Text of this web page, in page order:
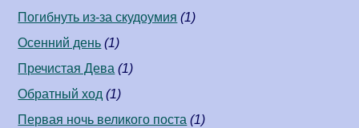
Погибнуть из-за скудоумия (1)
Осенний день (1)
Пречистая Дева (1)
Обратный ход (1)
Первая ночь великого поста (1)